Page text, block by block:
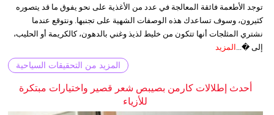
توجد الأطعمة فائقة المعالجة في عدد من الأغذية على نحو يفوق ما قد يتصوره
كثيرون، وسوف تساعدك هذه الوصفات الشهية على تجنبها. ونتوقع عندما
نشتري المثلجات أنها تتكون من خليط لذيذ وغني بالدهون، كالكريمة أو الحليب،
إلى �... المزيد
المزيد من التحقيقات السياحية
أحدث إطلالات كارمن بصيبص شعر قصير واختيارات مبتكرة
للأزياء